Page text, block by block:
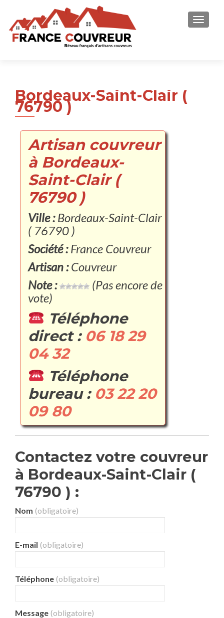
Bordeaux-Saint-Clair (
76790 )
Artisan couvreur
à Bordeaux-
Saint-Clair (
76790 )
Ville :Bordeaux-Saint-Clair
( 76790 )
Société :France Couvreur
Artisan :Couvreur
Note :
(Pas encore de
vote)
Téléphone
direct : 06 18 29
04 32
Téléphone
bureau : 03 22 20
09 80
Contactez votre couvreur
à Bordeaux-Saint-Clair (
76790 ) :
Nom (obligatoire)
E-mail (obligatoire)
Téléphone (obligatoire)
Message (obligatoire)